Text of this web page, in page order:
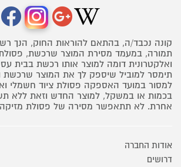
קונה נכבד/ה, בהתאם להוראות החוק, הנך
תמורה, במעמד מסירת המוצר שרכשת,
ואלקטרונית דומה למוצר אותו רכשת בבית
תימסר למוביל שיספק לך את המוצר שרכשת
למסור במועד האספקה פסולת ציוד חשמלי
בכמות או במשקל, למוצר החדש וזאת ללא
אחרת. לא תתאפשר מסירה של פסולת מזיקה
אודות החברה
דרושים